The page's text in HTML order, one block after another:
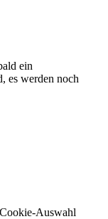
ein
es werden noch
Auswahl